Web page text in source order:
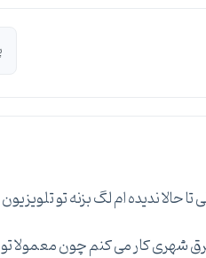
حالا ندیده ام لگ بزنه تو تلویزیون
شهری کار می کنم چون معمولا